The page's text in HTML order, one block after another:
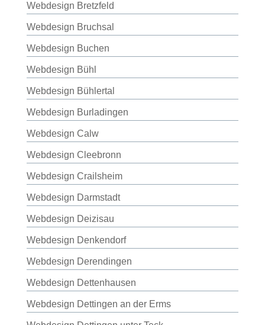
Webdesign Bretzfeld
Webdesign Bruchsal
Webdesign Buchen
Webdesign Bühl
Webdesign Bühlertal
Webdesign Burladingen
Webdesign Calw
Webdesign Cleebronn
Webdesign Crailsheim
Webdesign Darmstadt
Webdesign Deizisau
Webdesign Denkendorf
Webdesign Derendingen
Webdesign Dettenhausen
Webdesign Dettingen an der Erms